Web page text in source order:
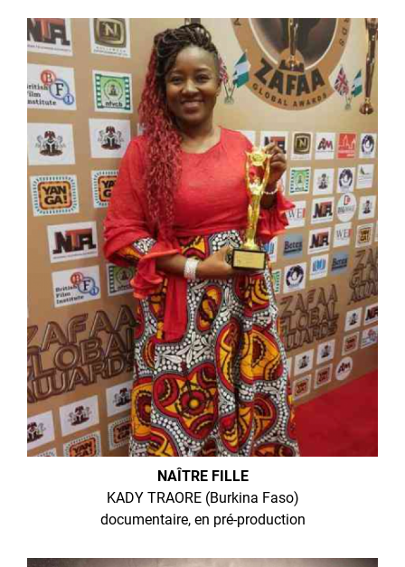
NAÎTRE FILLE
KADY TRAORE (Burkina Faso)
documentaire, en pré-production